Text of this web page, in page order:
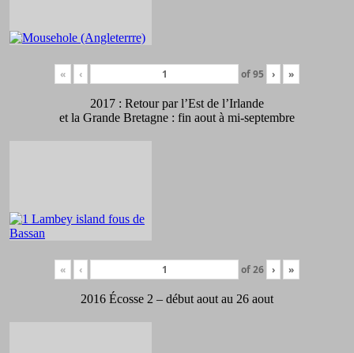
« ‹ of95 › »
2017 : Retour par l’Est de l’Irlande
et la Grande Bretagne : fin aout à mi-septembre
« ‹ of26 › »
2016 Écosse 2 – début aout au 26 aout